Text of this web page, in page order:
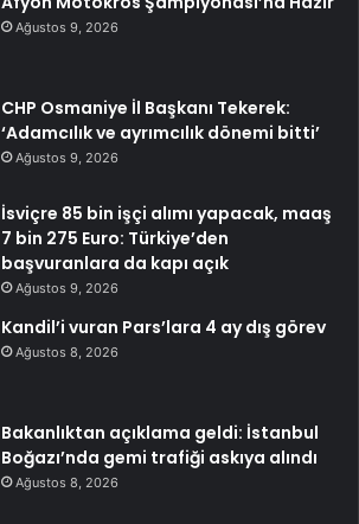
Ağustos 9, 2026
CHP Osmaniye İl Başkanı Tekerek:
‘Adamcılık ve ayrımcılık dönemi bitti’
Ağustos 9, 2026
İsviçre 85 bin işçi alımı yapacak, maaş
7 bin 275 Euro: Türkiye’den
başvuranlara da kapı açık
Ağustos 9, 2026
Kandil’i vuran Pars’lara 4 ay dış görev
Ağustos 8, 2026
Bakanlıktan açıklama geldi: İstanbul
Boğazı’nda gemi trafiği askıya alındı
Ağustos 8, 2026